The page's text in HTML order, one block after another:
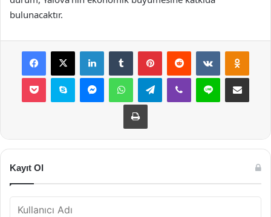
bulunacaktır.
Facebook
X LinkedInTumblr PinterestReddit VKontakte
Pocket Skype MessengerWhatsAppTelegramViber Line E-Posta ile
Yazdır
Kayıt Ol